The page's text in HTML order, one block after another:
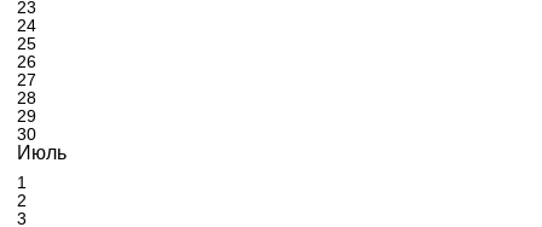
23
24
25
26
27
28
29
30
Июль
1
2
3